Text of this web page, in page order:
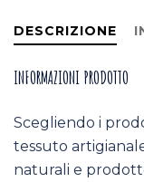
DESCRIZIONE
INFORMAZIONI PRODOTTO
Scegliendo i
tessuto
naturali e